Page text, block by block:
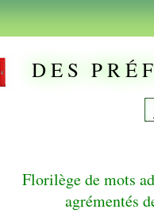
D E S P R É
Florilège de mots
agrémentés